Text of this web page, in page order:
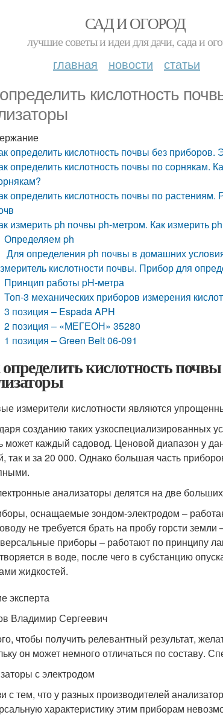
САД И ОГОРОД
лучшие советы и идеи для дачи, сада и
главная новости статьи
кислотность
определить кислотность почвы без
определить кислотность почвы по сорнякам.
определить кислотность почвы по
измерить ph почвы ph-метром. Как измерить
Определяем ph
Для определения ph почвы в домашних
кислотности почвы. Прибор для
Принцип работы pH-метра
Топ-3 механических приборов измерения
3 позиция – Espada APH
2 позиция – «МЕГЕОН» 35280
1 позиция – Green Belt 06-091
кислотность
измерители кислотности являются
созданию таких узкоспециализированных
может каждый садовод. Ценовой диапазон у
так и за 20 000. Однако большая часть
анализаторы делятся на две
оснащаемые зондом-электродом –
не требуется брать на пробу горсти
приборы – работают по принципу
в воде, после чего в субстанцию
жидкостей.
эксперта
Владимир Сергеевич
чтобы получить релевантный результат,
он может немного отличаться по составу.
с электродом
с тем, что у разных производителей
характеристику этим приборам